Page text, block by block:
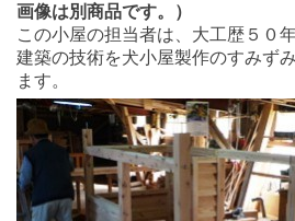
画像は別商品です。）
この小屋の担当者は、大工歴５０
建築の技術を犬小屋製作のすみず
ます。